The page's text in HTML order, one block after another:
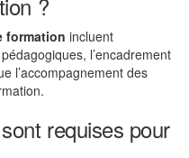
formation incluent
l’encadrement
l’accompagnement des
requises pour